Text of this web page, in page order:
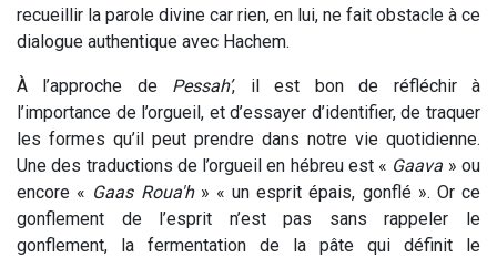
recueillir la parole divine car rien, en lui, ne fait obstacle à ce
dialogue authentique avec Hachem.
À l’approche de Pessah’, il est bon de réfléchir à
l’importance de l’orgueil, et d’essayer d’identifier, de traquer
les formes qu’il peut prendre dans notre vie quotidienne.
Une des traductions de l’orgueil en hébreu est « Gaava » ou
encore « Gaas Roua'h » « un esprit épais, gonflé ». Or ce
gonflement de l’esprit n’est pas sans rappeler le
gonflement, la fermentation de la pâte qui définit le